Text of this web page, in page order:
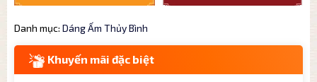
Danh mục: Dáng Ấm Thủy Bình
Khuyến mãi đặc biệt